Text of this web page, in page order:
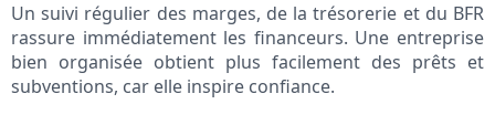
Un suivi régulier des marges, de la trésorerie et du BFR
rassure immédiatement les financeurs. Une entreprise
bien organisée obtient plus facilement des prêts et
subventions, car elle inspire confiance.